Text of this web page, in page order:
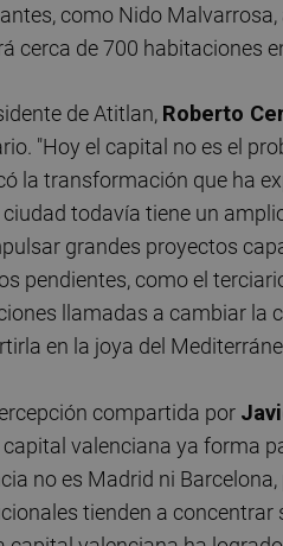
como Nido
cerca de 700 habitaciones
de Atitlan, Roberto
"Hoy el capital no es el
la transformación que ha
ciudad todavía tiene un
grandes proyectos
pendientes, como el
llamadas a cambiar la
en la joya del
compartida por
capital valenciana ya forma
no es Madrid ni
tienden a concentrar